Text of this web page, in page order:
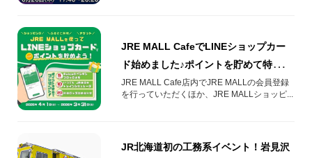
JRE MALL CafeでLINEショップカー
ド始めました♪ポイントを貯めて特典ゲ
ット！
JRE MALL Cafe店内でJRE MALLの会員登録
を行っていただくほか、JRE MALLショッピ...
JR北海道初の工務系イベント！岩見沢